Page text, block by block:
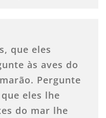
que eles
às aves do
Pergunte
eles lhe
do mar lhe